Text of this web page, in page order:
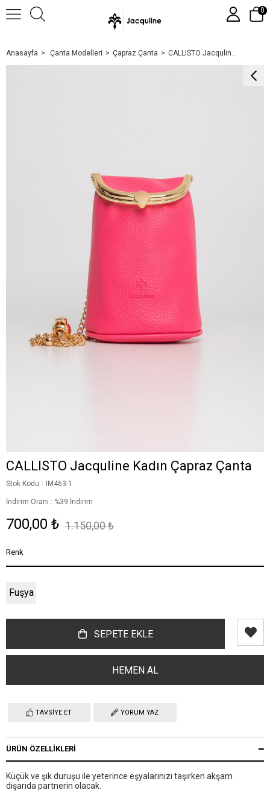
0
Anasayfa Çanta Modelleri Çapraz Çanta CALLISTO Jacquline Kadın Çapraz Çanta
CALLISTO Jacquline Kadın Çapraz Çanta
Stok Kodu IM463-1
İndirim Oranı : %39 İndirim
1.150,00 ₺
700,00 ₺
Renk
Fuşya
TAVSIYE ET YORUM YAZ
ÜRÜN ÖZELLIKLERI
Küçük ve şık duruşu ile yeterince eşyalarınızı taşırken akşam
dışarıda partnerin olacak.